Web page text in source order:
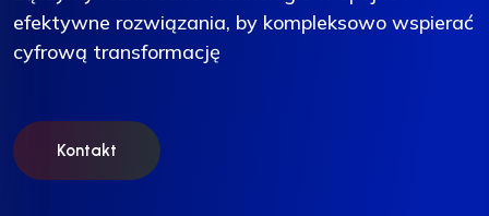
efektywne rozwiązania, by kompleksowo wspierać
cyfrową transformację
Kontakt
efektywne rozwiązania, by kompleksowo wspierać
cyfrową transformację
Kontakt
efektywne rozwiązania, by kompleksowo wspierać
cyfrową transformację
Kontakt